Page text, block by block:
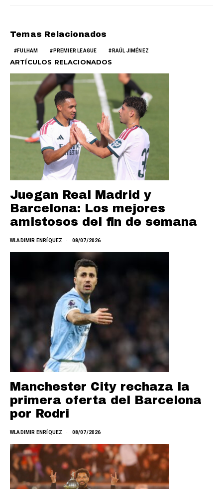
Temas Relacionados
FULHAM PREMIER LEAGUE RAÚL JIMÉNEZ
ARTÍCULOS RELACIONADOS
Juegan Real Madrid y
Barcelona: Los mejores
amistosos del fin de semana
WLADIMIR ENRÍQUEZ 08/07/2026
Manchester City rechaza la
primera oferta del Barcelona
por Rodri
WLADIMIR ENRÍQUEZ 08/07/2026